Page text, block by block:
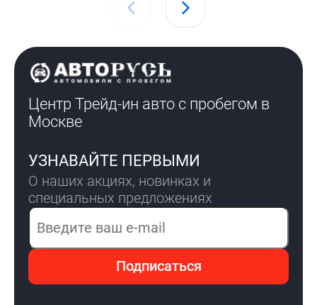
Центр Трейд-ин авто с пробегом в
Москве
УЗНАВАЙТЕ ПЕРВЫМИ
О наших акциях, новинках и
специальных предложениях
Электронная почта
Подписаться